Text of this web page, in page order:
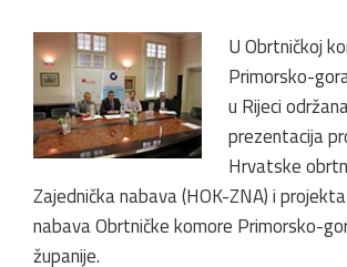
U Obrtničkoj
Primorsko-
u Rijeci
prezentacija
Hrvatske
Zajednička nabava (HOK-ZNA) i
nabava Obrtničke komore Primorsko-
županije.